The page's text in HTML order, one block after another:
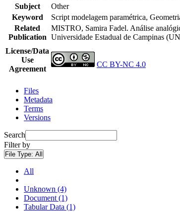
Subject
Other
Keyword
Script modelagem paramétrica,
Related
Publication
MISTRO, Samira Fadel. Análise
Universidade Estadual de Campinas
License/Data
Use
Agreement
CC BY-NC 4.0
Files
Metadata
Terms
Versions
Search
Filter by
File Type: All
All
Unknown (4)
Document (1)
Tabular Data (1)